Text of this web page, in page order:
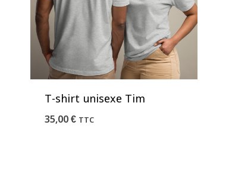
T-shirt unisexe Tim
35,00€ TTC